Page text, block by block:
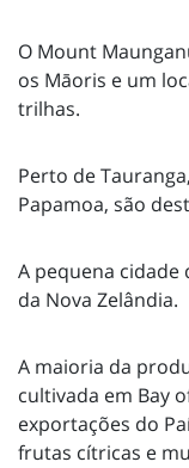
O Mount
os Māoris e um
trilhas.
Perto de
Papamoa, são
A pequena cidade
da Nova Zelândia.
A maioria da
cultivada em Bay
exportações do
frutas cítricas e